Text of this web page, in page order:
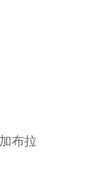
布拉
亚等明